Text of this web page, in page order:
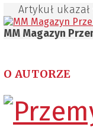
Artykuł
MM Magazyn
O AUTORZE